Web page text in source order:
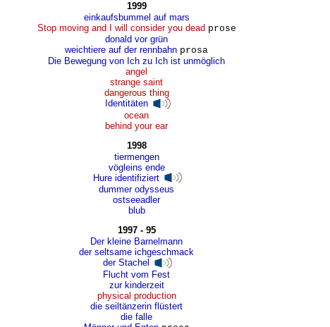
1999
einkaufsbummel auf mars
Stop moving and I will consider you dead prose
donald vor grün
weichtiere auf der rennbahn prosa
Die Bewegung von Ich zu Ich ist unmöglich
angel
strange saint
dangerous thing
Identitäten
ocean
behind your ear
1998
tiermengen
vögleins ende
Hure identifiziert
dummer odysseus
ostseeadler
blub
1997 - 95
Der kleine Barnelmann
der seltsame ichgeschmack
der Stachel
Flucht vom Fest
zur kinderzeit
physical production
die seiltänzerin flüstert
die falle